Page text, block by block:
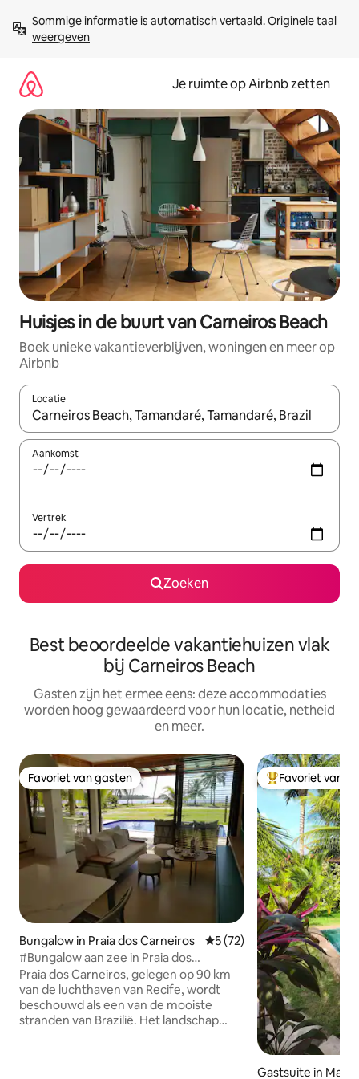
direct
naar
Sommige informatie is automatisch vertaald. Originele taal
weergeven
Je ruimte op Airbnb zetten
Huisjes in de buurt van Carneiros Beach
Boek unieke vakantieverblijven, woningen en meer op
Airbnb
Locatie
Wanneer er suggesties beschikbaar zijn, maak je een keuze
Aankomst
Vertrek
Zoeken
Best beoordeelde vakantiehuizen vlak
bij Carneiros Beach
Gasten zijn het ermee eens: deze accommodaties
worden hoog gewaardeerd voor hun locatie, netheid
en meer.
Favoriet van gasten
Favoriet van gasten
Bungalow in Praia dos Carneiros Gemiddelde beoordeling
5 (72)
#Bungalow aan zee in Praia dos
Carneiros/PE
Praia dos Carneiros, gelegen op 90 km
van de luchthaven van Recife, wordt
beschouwd als een van de mooiste
stranden van Brazilië. Het landschap
Topfavoriet van
Favoriet van
Gastsuite in